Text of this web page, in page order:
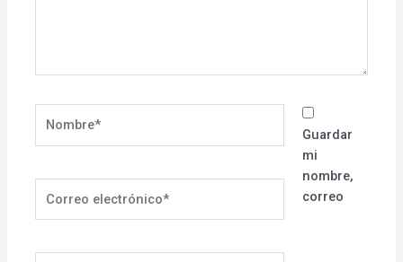
electrónico*
Guardar
mi
nombre,
correo